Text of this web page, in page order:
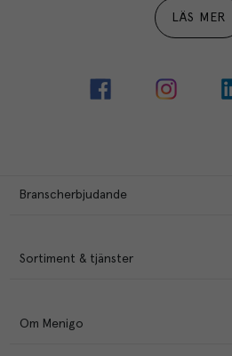
LÄS MER
Branscherbjudande
Sortiment & tjänster
Om Menigo